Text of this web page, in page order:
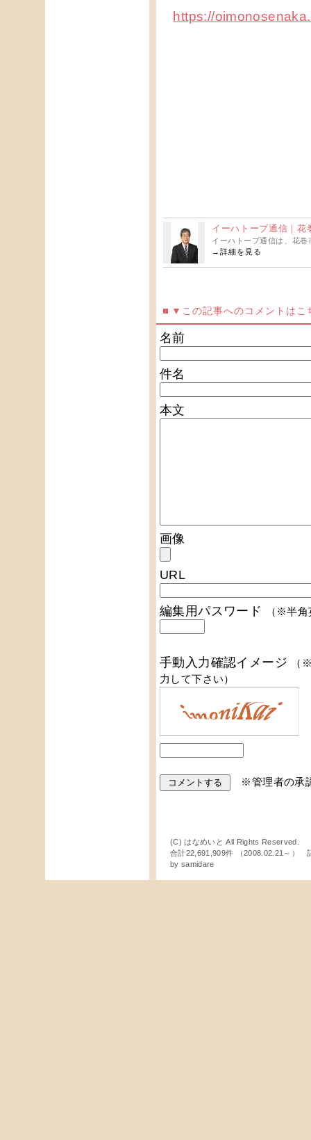
https://
イーハトーブ通信｜
イーハトーブ通信は、花
→ 詳細を見る
▼この記事へのコメントはこ
名前
件名
本文
画像
URL
編集用パスワード （※半
手動入力確認イメージ
（
力して下さい）
※管理者の承
(C) はなめいと All Rights Reserved.
合計22,691,909件 （2008.02.21～
by samidare